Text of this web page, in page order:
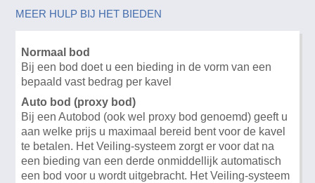
MEER HULP BIJ HET BIEDEN
Normaal bod
Bij een bod doet u een bieding in de vorm van een
bepaald vast bedrag per kavel
Auto bod (proxy bod)
Bij een Autobod (ook wel proxy bod genoemd) geeft u
aan welke prijs u maximaal bereid bent voor de kavel
te betalen. Het Veiling-systeem zorgt er voor dat na
een bieding van een derde onmiddellijk automatisch
een bod voor u wordt uitgebracht. Het Veiling-systeem